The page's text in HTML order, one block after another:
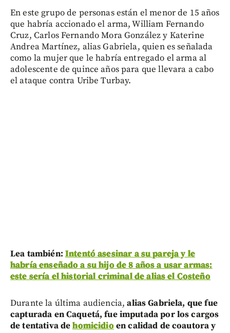
En este grupo de personas están el menor de 15 años
que habría accionado el arma, William Fernando
Cruz, Carlos Fernando Mora González y Katerine
Andrea Martínez, alias Gabriela, quien es señalada
como la mujer que le habría entregado el arma al
adolescente de quince años para que llevara a cabo
el ataque contra Uribe Turbay.
Lea también: Intentó asesinar a su pareja y le
habría enseñado a su hijo de 8 años a usar armas:
este sería el historial criminal de alias el Costeño
Durante la última audiencia,alias Gabriela, que fue
capturada en Caquetá, fue imputada por los cargos
de tentativa dehomicidioen calidad de coautora y